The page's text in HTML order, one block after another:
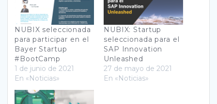
NUBIX seleccionada
para participar en el
Bayer Startup
#BootCamp
1 de junio de 2021
En «Noticias»
NUBIX: Startup
seleccionada para el
SAP Innovation
Unleashed
27 de mayo de 2021
En «Noticias»